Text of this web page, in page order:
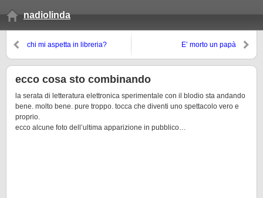
nadiolinda
chi mi aspetta in libreria? E’ morto un papà
ecco cosa sto combinando
la serata di letteratura elettronica sperimentale con il blodio sta andando
bene. molto bene. pure troppo. tocca che diventi uno spettacolo vero e
proprio.
ecco alcune foto dell’ultima apparizione in pubblico…